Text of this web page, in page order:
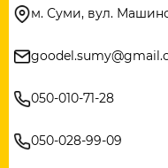
м. Суми, вул.
050-010-71-28
050-028-99-09